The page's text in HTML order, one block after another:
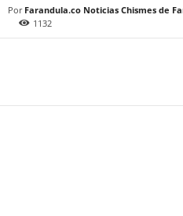
Por Farandula.co Noticias Chismes de
1132